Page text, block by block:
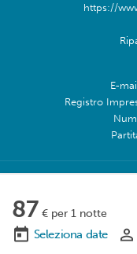
87 € per 1 notte
Seleziona date
https://
E-
Registro